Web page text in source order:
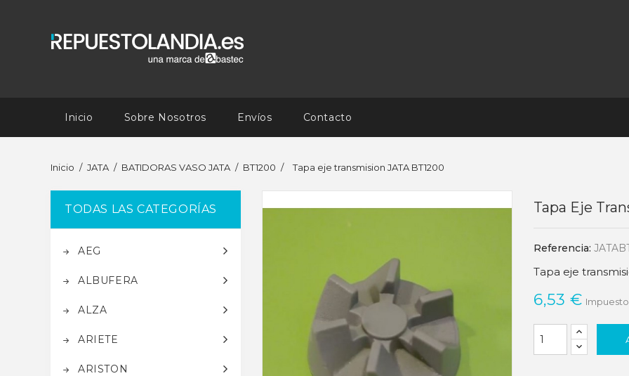
Inicio Sobre Nosotros Envíos Contacto
Inicio JATA BATIDORAS VASO JATA BT1200 Tapa eje transmision JATA BT1200
TODAS LAS CATEGORÍAS
AEG
ALBUFERA
ALZA
ARIETE
ARISTON
Tapa Eje
Referencia:
Tapa eje
6,53 €